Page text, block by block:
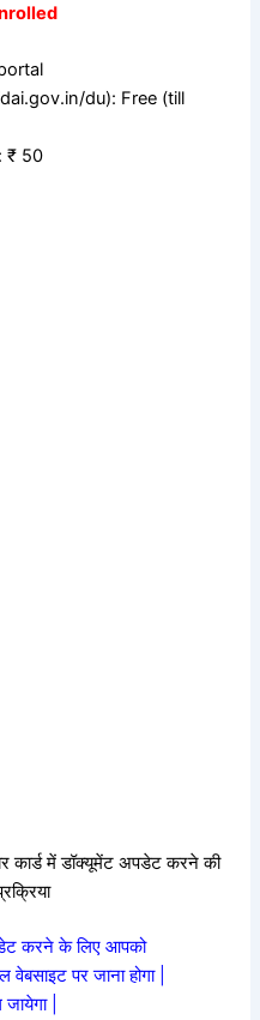
du): Free (till
₹ 50
में डॉक्यूमेंट अपडेट करने की
करने के लिए आपको
पर जाना होगा |
|